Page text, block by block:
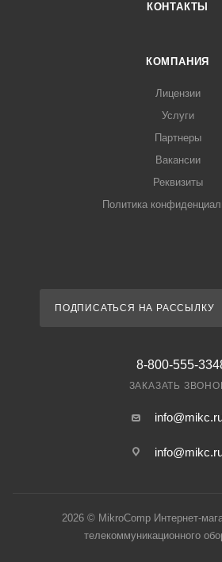
КОНТАКТЫ
КОМПАНИЯ
Лицензии
Услуги
Партнеры
Вакансии
Реквизиты
Политика
ПОДПИСАТЬСЯ НА РАССЫЛКУ
8-800-555-
ЗАКАЗАТЬ
2026 © MikroComp Интернет-
телекоммуникационного